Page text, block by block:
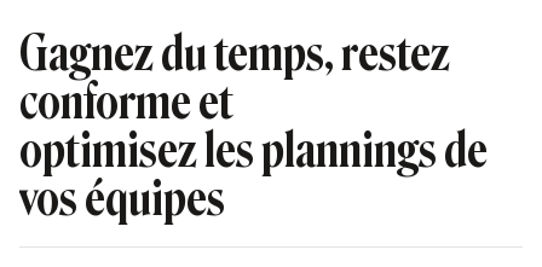
Gagnez du temps, restez
conforme et
optimisez les plannings de
vos équipes